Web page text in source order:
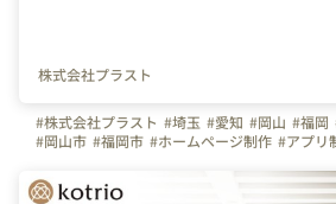
株式会社プラスト
#株式会社プラスト #埼玉 #愛知 #岡山 #福岡
#岡山市 #福岡市 #ホームページ制作 #アプリ
#インタビュー